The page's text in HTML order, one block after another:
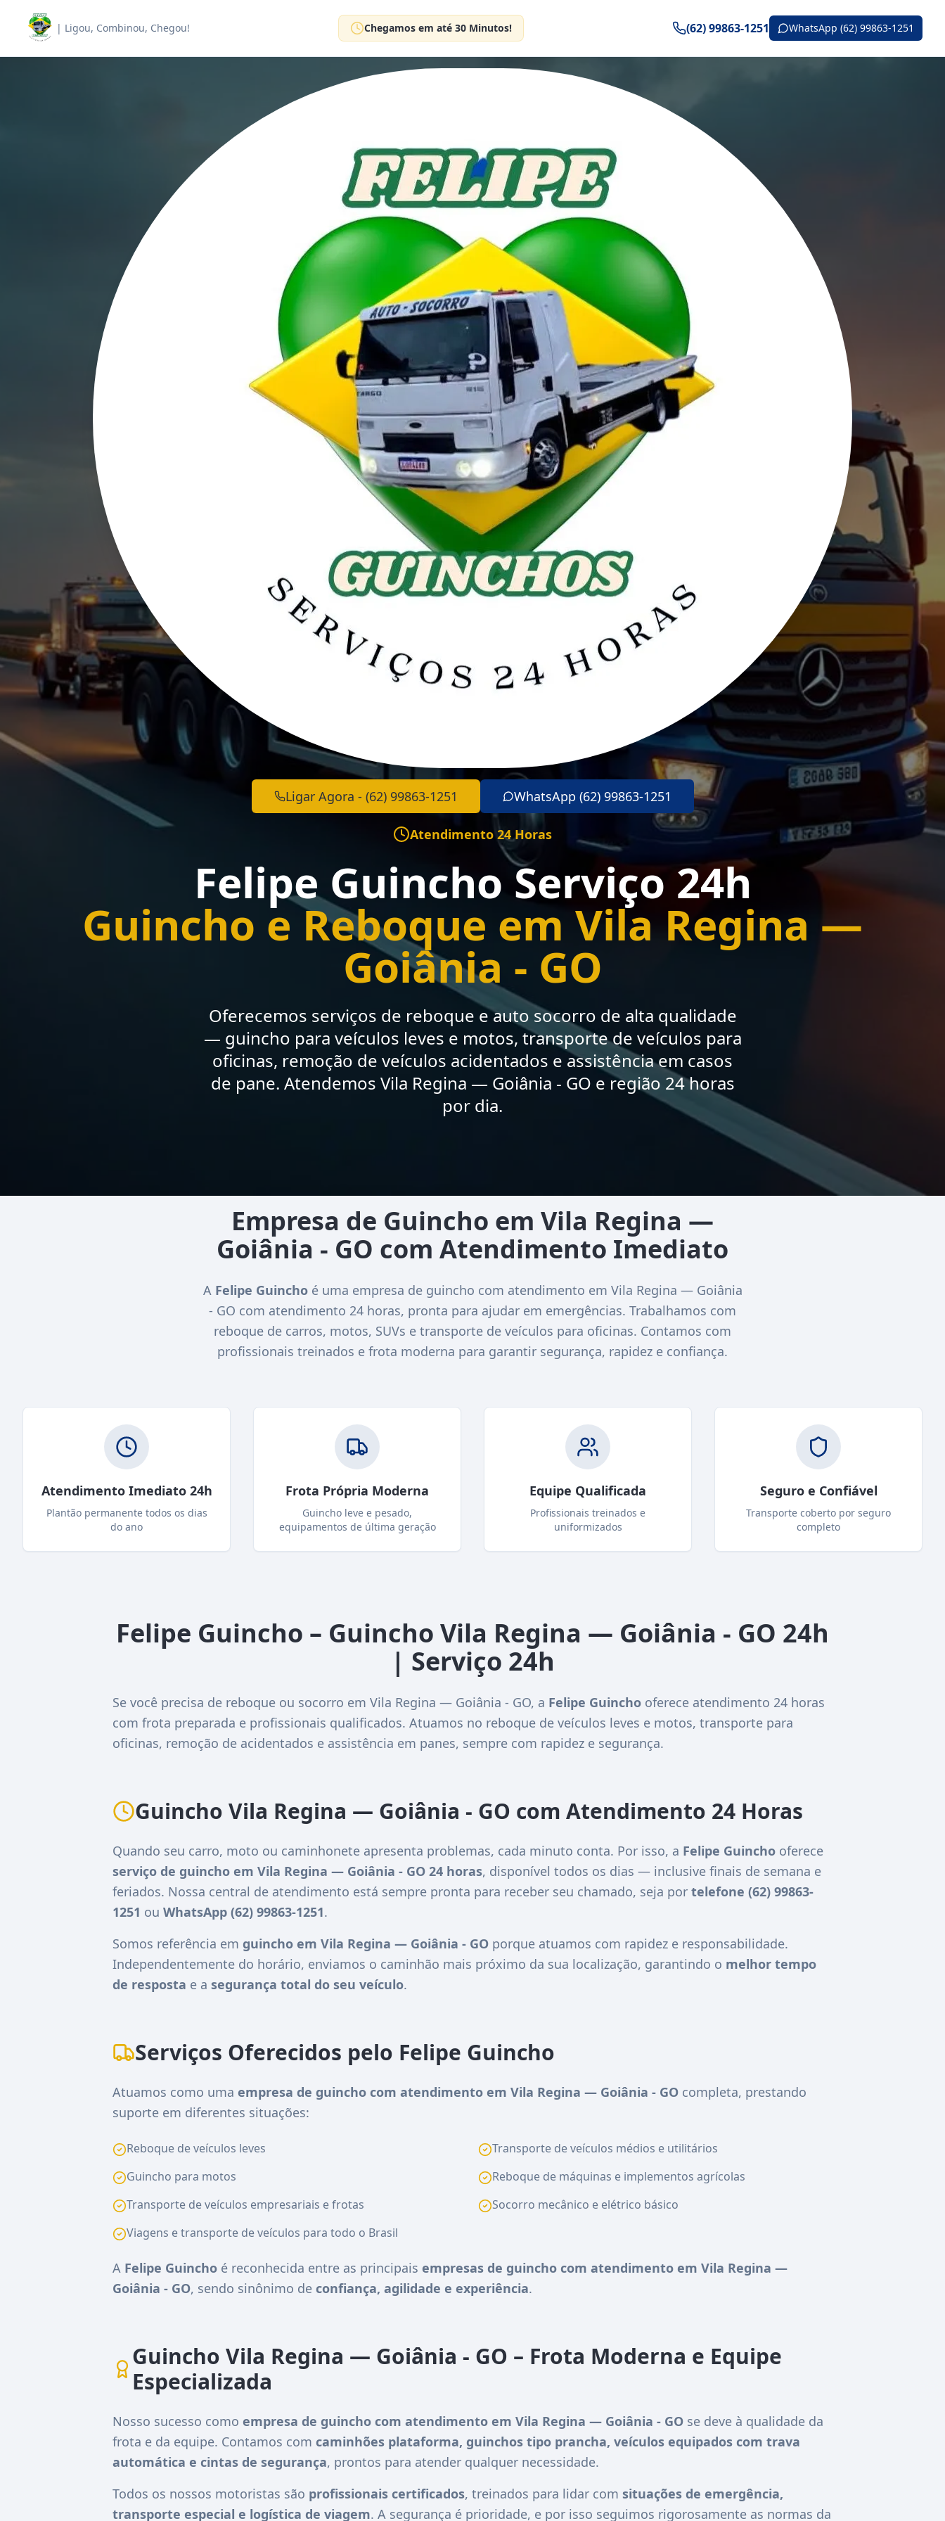
| Ligou, Combinou, Chegou! Chegamos em até 30 Minutos! (62) 99863-1251 WhatsApp (62) 99863-1251
Ligar Agora - (62) 99863-1251 WhatsApp (62) 99863-1251
Atendimento 24 Horas
Felipe Guincho Serviço 24h
Guincho e Reboque em Vila Regina —
Goiânia - GO
Oferecemos serviços de reboque e auto socorro de alta qualidade
— guincho para veículos leves e motos, transporte de veículos para
oficinas, remoção de veículos acidentados e assistência em casos
de pane. Atendemos Vila Regina — Goiânia - GO e região 24 horas
por dia.
Empresa de Guincho em Vila Regina —
Goiânia - GO com Atendimento Imediato
A Felipe Guinchoé uma empresa de guincho com atendimento em Vila Regina — Goiânia
- GO com atendimento 24 horas, pronta para ajudar em emergências. Trabalhamos com
reboque de carros, motos, SUVs e transporte de veículos para oficinas. Contamos com
profissionais treinados e frota moderna para garantir segurança, rapidez e confiança.
Atendimento Imediato 24h
Plantão permanente todos os dias
do ano
Frota Própria Moderna
Guincho leve e pesado,
equipamentos de última geração
Equipe Qualificada
Profissionais treinados e
uniformizados
Seguro e Confiável
Transporte coberto por seguro
completo
Felipe Guincho – Guincho Vila Regina — Goiânia - GO 24h
| Serviço 24h
Se você precisa de reboque ou socorro em Vila Regina — Goiânia - GO, a Felipe Guincho oferece atendimento 24 horas
com frota preparada e profissionais qualificados. Atuamos no reboque de veículos leves e motos, transporte para
oficinas, remoção de acidentados e assistência em panes, sempre com rapidez e segurança.
Guincho Vila Regina — Goiânia - GO com Atendimento 24 Horas
Quando seu carro, moto ou caminhonete apresenta problemas, cada minuto conta. Por isso, a Felipe Guincho oferece
serviço de guincho em Vila Regina — Goiânia - GO 24 horas, disponível todos os dias — inclusive finais de semana e
feriados. Nossa central de atendimento está sempre pronta para receber seu chamado, seja por telefone (62) 99863-
1251 ou WhatsApp (62) 99863-1251.
Somos referência em guincho em Vila Regina — Goiânia - GO porque atuamos com rapidez e responsabilidade.
Independentemente do horário, enviamos o caminhão mais próximo da sua localização, garantindo o melhor tempo
de resposta e a segurança total do seu veículo.
Serviços Oferecidos pelo Felipe Guincho
Atuamos como uma empresa de guincho com atendimento em Vila Regina — Goiânia - GO completa, prestando
suporte em diferentes situações:
Reboque de veículos leves
Transporte de veículos médios e utilitários
Guincho para motos
Reboque de máquinas e implementos agrícolas
Transporte de veículos empresariais e frotas
Socorro mecânico e elétrico básico
Viagens e transporte de veículos para todo o Brasil
A Felipe Guincho é reconhecida entre as principais empresas de guincho com atendimento em Vila Regina —
Goiânia - GO, sendo sinônimo de confiança, agilidade e experiência.
Guincho Vila Regina — Goiânia - GO – Frota Moderna e Equipe
Especializada
Nosso sucesso como empresa de guincho com atendimento em Vila Regina — Goiânia - GO se deve à qualidade da
frota e da equipe. Contamos com caminhões plataforma, guinchos tipo prancha, veículos equipados com trava
automática e cintas de segurança, prontos para atender qualquer necessidade.
Todos os nossos motoristas são profissionais certificados, treinados para lidar com situações de emergência,
transporte especial e logística de viagem. A segurança é prioridade, e por isso seguimos rigorosamente as normas da